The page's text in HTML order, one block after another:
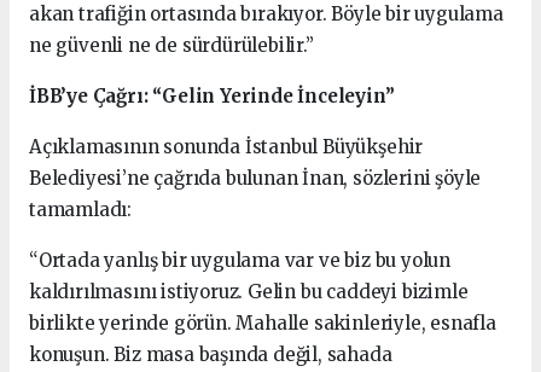
akan trafiğin ortasında bırakıyor. Böyle bir uygulama
ne güvenli ne de sürdürülebilir.”
İBB’ye Çağrı: “Gelin Yerinde İnceleyin”
Açıklamasının sonunda İstanbul Büyükşehir
Belediyesi’ne çağrıda bulunan İnan, sözlerini şöyle
tamamladı:
“Ortada yanlış bir uygulama var ve biz bu yolun
kaldırılmasını istiyoruz. Gelin bu caddeyi bizimle
birlikte yerinde görün. Mahalle sakinleriyle, esnafla
konuşun. Biz masa başında değil, sahada